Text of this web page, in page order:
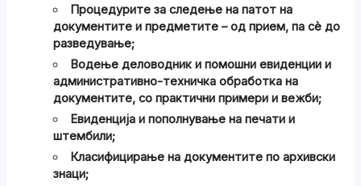
Процедурите за следење на патот на
документите и предметите – од прием, па сè до
разведување;
Водење деловодник и помошни евиденции и
административно-техничка обработка на
документите, со практични примери и вежби;
Евиденција и пополнување на печати и
штембили;
Класифицирање на документите по архивски
знаци;